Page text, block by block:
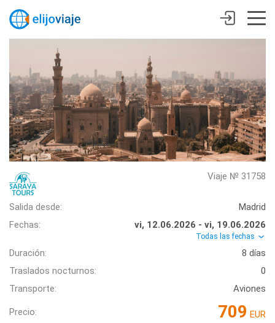
Viaje № 31758
Salida desde:
Madrid
Fechas:
vi, 12.06.2026 - vi, 19.06.2026
Todas las fechas
Duración:
8 días
Traslados nocturnos:
0
Transporte:
Aviones
Precio: 709 EUR